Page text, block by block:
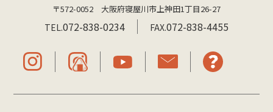
〒572-0052 大阪府寝屋川市上神田1丁目26-27
TEL.072-838-0234 FAX.072-838-4455